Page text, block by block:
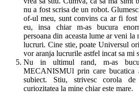
nu a fost scrisa de un robot.
of-ul meu, sunt convins ca ar fi
eu, insa chiar m-as bucura
persoana din aceasta lume ar veni la
lucruri. Cine stie, poate Universul
vor aranja lucrurile astfel incat sa mi
Nu in ultimul rand, m-as
MECANISMUl prin care bucatica
subiect. Stiu, strivesc corola
curiozitatea la mine chiar este mare.